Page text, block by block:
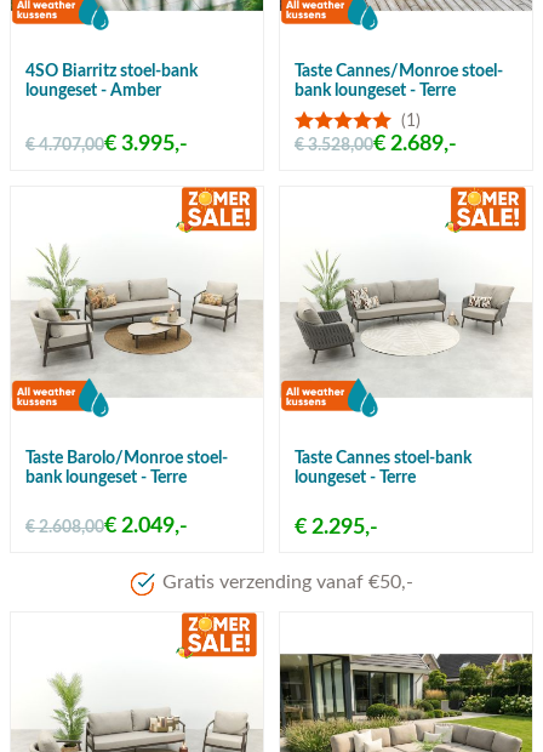
4SO Biarritz stoel-bank
loungeset - Amber
€ 4.707,00€ 3.995,-
Taste Cannes/Monroe stoel-
bank loungeset - Terre
(1)
€ 3.528,00€ 2.689,-
Taste Barolo/Monroe stoel-
bank loungeset - Terre
€ 2.608,00€ 2.049,-
Taste Cannes stoel-bank
loungeset - Terre
€ 2.295,-
Meer dan 80 jaar ervaring